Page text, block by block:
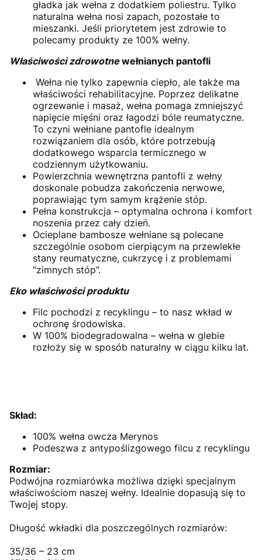
gładka jak wełna z dodatkiem poliestru. Tylko
naturalna wełna nosi zapach, pozostałe to
mieszanki. Jeśli priorytetem jest zdrowie to
polecamy produkty ze 100% wełny.
Właściwości zdrowotnewełnianych pantofli
Wełna nie tylko zapewnia ciepło, ale także ma
właściwości rehabilitacyjne. Poprzez delikatne
ogrzewanie i masaż, wełna pomaga zmniejszyć
napięcie mięśni oraz łagodzi bóle reumatyczne.
To czyni wełniane pantofle idealnym
rozwiązaniem dla osób, które potrzebują
dodatkowego wsparcia termicznego w
codziennym użytkowaniu.
Powierzchnia wewnętrzna pantofli z wełny
doskonale pobudza zakończenia nerwowe,
poprawiając tym samym krążenie stóp.
Pełna konstrukcja – optymalna ochrona i komfort
noszenia przez cały dzień.
Ocieplane bambosze wełniane są polecane
szczególnie osobom cierpiącym na przewlekłe
stany reumatyczne, cukrzycę i z problemami
“zimnych stóp”.
Eko właściwości produktu
Filc pochodzi z recyklingu – to nasz wkład w
ochronę środowiska.
W 100% biodegradowalna – wełna w glebie
rozłoży się w sposób naturalny w ciągu kilku lat.
Skład:
100% wełna owcza Merynos
Podeszwa z antypoślizgowego filcu z recyklingu
Rozmiar:
Podwójna rozmiarówka możliwa dzięki specjalnym
właściwościom naszej wełny. Idealnie dopasują się to
Twojej stopy.
Długość wkładki dla poszczególnych rozmiarów:
35/36 – 23 cm